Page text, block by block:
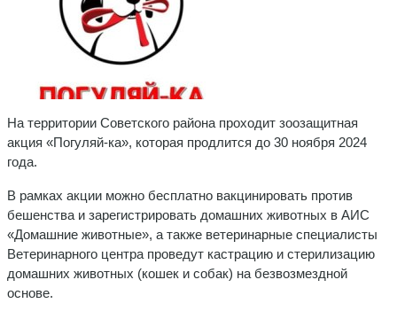
На территории Советского района проходит зоозащитная
акция «Погуляй-ка», которая продлится до 30 ноября 2024
года.
В рамках акции можно бесплатно вакцинировать против
бешенства и зарегистрировать домашних животных в АИС
«Домашние животные», а также ветеринарные специалисты
Ветеринарного центра проведут кастрацию и стерилизацию
домашних животных (кошек и собак) на безвозмездной
основе.